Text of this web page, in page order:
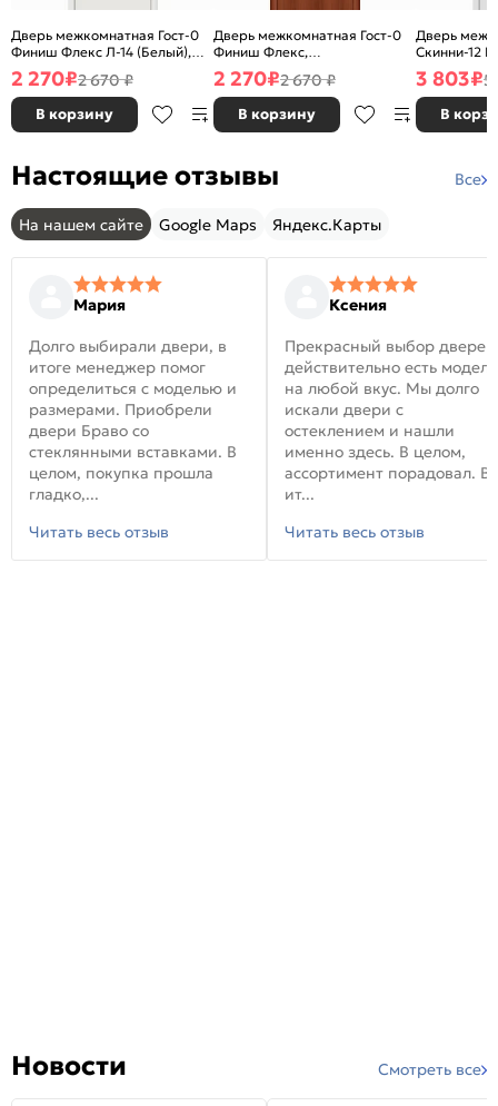
Дверь межкомнатная Гост-0
Финиш Флекс Л-14 (Белый),
глухая, каркасно-щитовая
2 270₽2 670 ₽
В корзину
Дверь межкомнатная Гост-0
Финиш Флекс,
Ламинированные Л-11
(ИталОрех), глухая, каркасно-
щитовая
2 270₽2 670 ₽
В корзину
Дверь
Скинни-12
глухая,
3 803₽5
В
Настоящие отзывы Все
На нашем сайте Google Maps Яндекс.Карты
Мария
Долго выбирали двери, в
итоге менеджер помог
определиться с моделью и
размерами. Приобрели
двери Браво со
стеклянными вставками. В
целом, покупка прошла
гладко,...
Читать весь отзыв
Ксения
Прекрасный выбор
действительно есть модели
на любой вкус. Мы долго
искали двери с
остеклением и нашли
именно здесь. В целом,
ассортимент порадовал. В
ит...
Читать весь отзыв
Новости Смотреть все